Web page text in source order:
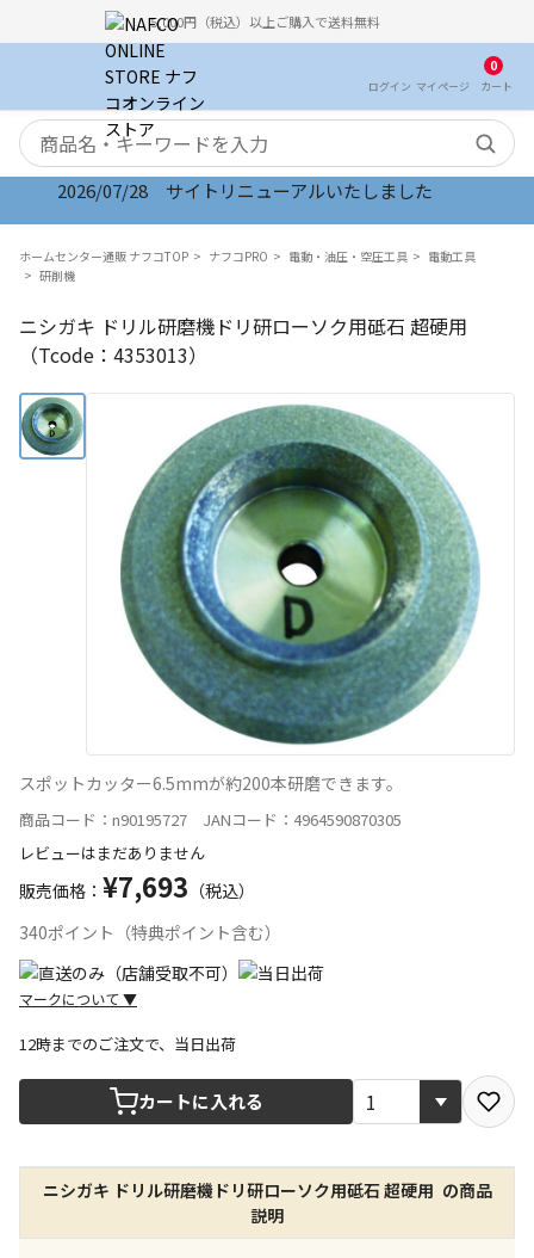
5,000円（税込）以上ご購入で送料無料
ログイン マイ ページ
0
カート
検索キーワード
2026/07/28 サイトリニューアルいたしました
ホームセンター通販 ナフコTOP ナフコPRO 電動・油圧・空圧工具
電動工具
研削機
ニシガキ ドリル研磨機ドリ研ローソク用砥石 超硬用
（Tcode：4353013）
スポットカッター6.5mmが約200本研磨できます。
商品コード：n90195727 JANコード：4964590870305
レビューはまだありません
販売価格： ¥7,693 （税込）
340ポイント（特典ポイント含む）
マークについて ▼
宅配や店舗受取を選択できる商品です
店舗のみで受取できる商品です（宅配便でのお届けが
できません）
※同時購入の商品は、全て同じ店舗での受取となりま
す
12時までのご注文で、当日出荷
カートに入れる
ニシガキ ドリル研磨機ドリ研ローソク用砥石 超硬用 の商品
説明